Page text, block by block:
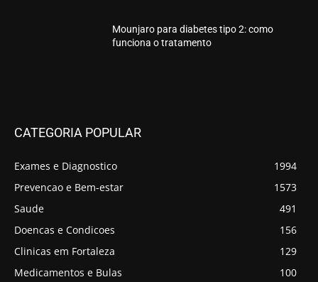
Mounjaro para diabetes tipo 2: como
funciona o tratamento
CATEGORIA POPULAR
Exames e Diagnostico
1994
Prevencao e Bem-estar
1573
Saude
491
Doencas e Condicoes
156
Clinicas em Fortaleza
129
Medicamentos e Bulas
100